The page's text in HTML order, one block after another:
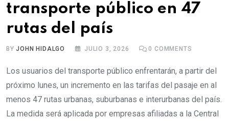
transporte público en 47
rutas del país
BYJOHN HIDALGO JULIO 3, 2026 0 COMMENTS
Los usuarios del transporte público enfrentarán, a partir del
próximo lunes, un incremento en las tarifas del pasaje en al
menos 47 rutas urbanas, suburbanas e interurbanas del país.
La medida será aplicada por empresas afiliadas a la Central